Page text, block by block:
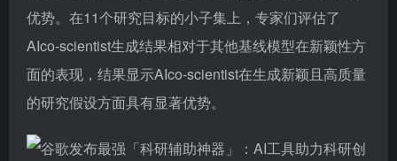
优势。在11个研究目标的小子集上，专家们评估了
AIco-scientist生成结果相对于其他基线模型在新颖性方
面的表现，结果显示AIco-scientist在生成新颖且高质量
的研究假设方面具有显著优势。